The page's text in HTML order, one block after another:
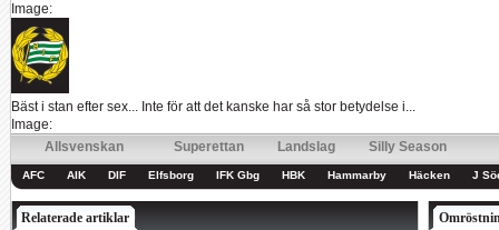
Image:
Allsvenskan
AFC AIK
Relaterade artiklar